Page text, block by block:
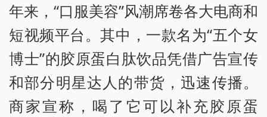
年来，“口服美容”风潮席卷各大电商和
短视频平台。其中，一款名为“五个女
博士”的胶原蛋白肽饮品凭借广告宣传
和部分明星达人的带货，迅速传播。
商家宣称，喝了它可以补充胶原蛋